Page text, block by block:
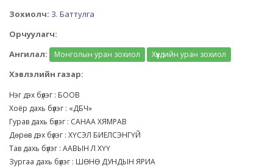
Зохиолч: З. Баттулга
Орчуулагч:
Ангилал:
Монголын уран зохиол Хүүхдийн уран зохиол
Хэвлэлийн газар:
Нэг дэх бүлэг : БООВ
Хоёр дахь бүлэг : «ДБЧ»
Гурав дахь бүлэг : САНАА ХЯМРАВ
Дөрөв дэх бүлэг : ХҮСЭЛ БИЕЛСЭНГҮЙ
Тав дахь бүлэг : ААВЫН Л ХҮҮ
Зургаа дахь бүлэг : ШӨНӨ ДУНДЫН ЯРИА